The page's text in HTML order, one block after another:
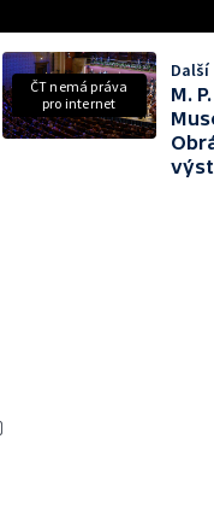
ČT nemá práva
pro internet
M. P.